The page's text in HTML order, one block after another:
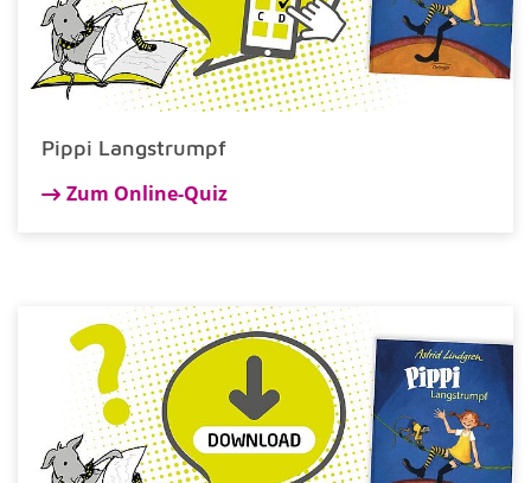
Pippi Langstrumpf
Zum Online-Quiz